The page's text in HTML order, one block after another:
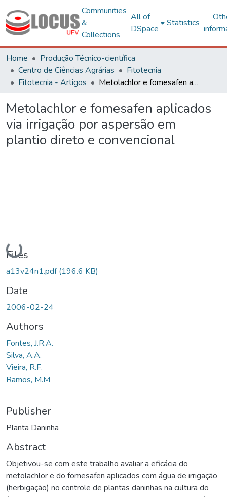
Communities
&
Collections
All of
DSpace
Statistics
Home
Produção Técnico-científica
Centro de Ciências Agrárias
Fitotecnia
Fitotecnia - Artigos
Metolachlor e fomesafen aplicados via irrigação por aspersão em plantio direto e convencional
Metolachlor e fomesafen aplicados
via irrigação por aspersão em
plantio direto e convencional
Loading...
Files
a13v24n1.pdf(196.6 KB)
Date
2006-02-24
Authors
Fontes, J.R.A.
Silva, A.A.
Vieira, R.F.
Ramos, M.M
Publisher
Planta Daninha
Abstract
Objetivou-se com este trabalho avaliar a eficácia do
metolachlor e do fomesafen aplicados com água de irrigação
(herbigação) no controle de plantas daninhas na cultura do